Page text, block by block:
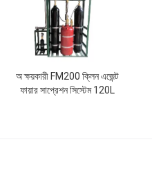
অ ক্ষয়কারী FM200 ক্লিন এজেন্ট
ফায়ার সাপ্রেশন সিস্টেম 120L